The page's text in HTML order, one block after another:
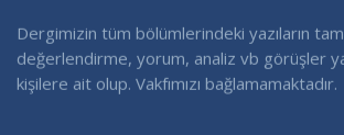
Dergimizin tüm bölümlerindeki yazıların
değerlendirme, yorum, analiz vb görüşler
kişilere ait olup. Vakfımızı bağlamamaktadır.